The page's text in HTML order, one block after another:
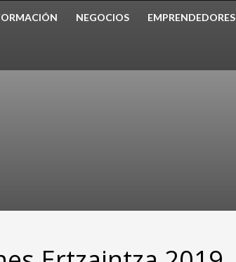
NEGOCIOS EMPRENDEDORES